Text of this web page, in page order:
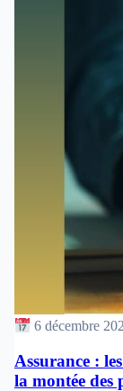
6 décembre
Assurance :
la montée des